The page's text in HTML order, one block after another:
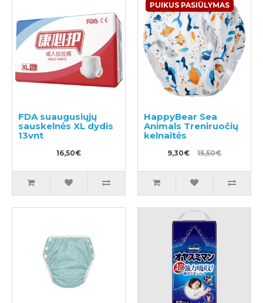
FDA suaugusiųjų
sauskelnės XL dydis
13vnt
16,50€
PUIKUS PASIŪLYMAS
HappyBear Sea
Animals Treniruočių
kelnaitės
9,30€ 15,50€